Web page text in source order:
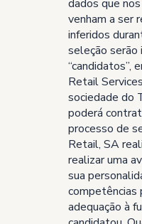
dados que
venham a ser
inferidos
seleção serão
“candidatos”,
Retail
sociedade do
poderá
processo de
Retail, SA
realizar uma
sua
competências
adequação à